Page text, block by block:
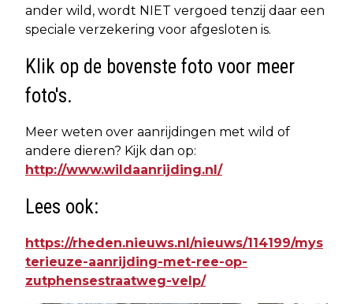
ander wild, wordt NIET vergoed tenzij daar een
speciale verzekering voor afgesloten is.
Klik op de bovenste foto voor meer
foto's.
Meer weten over aanrijdingen met wild of
andere dieren? Kijk dan op:
http://www.wildaanrijding.nl/
Lees ook:
https://rheden.nieuws.nl/nieuws/114199/mys
terieuze-aanrijding-met-ree-op-
zutphensestraatweg-velp/